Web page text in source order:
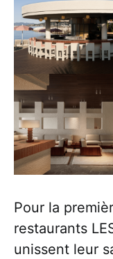
Pour la
restaurants
unissent leur